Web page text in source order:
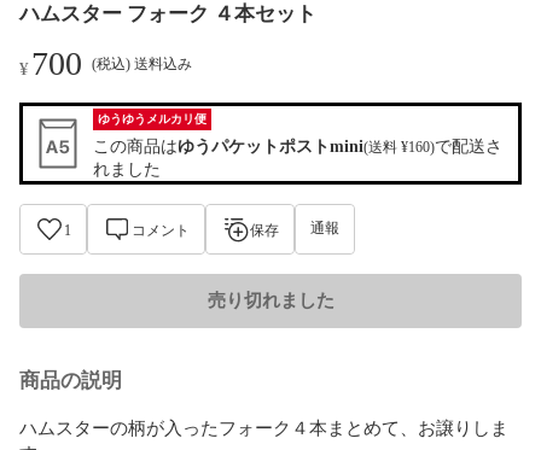
ハムスター フォーク ４本セット
¥700 (税込) 送料込み
ゆうゆうメルカリ便
この商品はゆうパケットポストmini(送料 ¥160)で配送さ
れました
1 コメント 保存 通報
売り切れました
商品の説明
ハムスターの柄が入ったフォーク４本まとめて、お譲りしま